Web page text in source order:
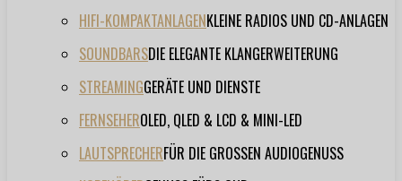
HIFI-KOMPAKTANLAGENKLEINE RADIOS UND CD-ANLAGEN
SOUNDBARSDIE ELEGANTE KLANGERWEITERUNG
STREAMINGGERÄTE UND DIENSTE
FERNSEHEROLED, QLED & LCD & MINI-LED
LAUTSPRECHERFÜR DIE GROSSEN AUDIOGENUSS